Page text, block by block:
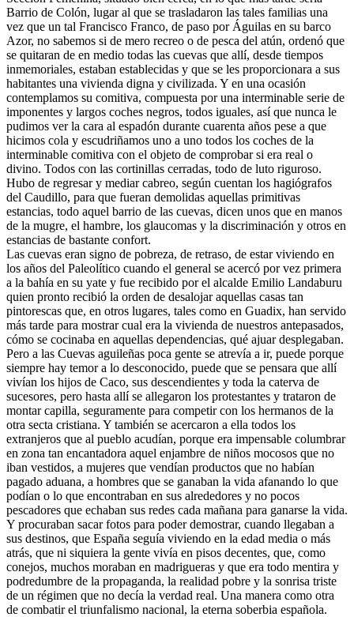
Barrio de Colón, lugar al que se trasladaron las tales familias una
vez que un tal Francisco Franco, de paso por Águilas en su barco
Azor, no sabemos si de mero recreo o de pesca del atún, ordenó que
se quitaran de en medio todas las cuevas que allí, desde tiempos
inmemoriales, estaban establecidas y que se les proporcionara a sus
habitantes una vivienda digna y civilizada. Y en una ocasión
contemplamos su comitiva, compuesta por una interminable serie de
imponentes y largos coches negros, todos iguales, así que nunca le
pudimos ver la cara al espadón durante cuarenta años pese a que
hicimos cola y escudriñamos uno a uno todos los coches de la
interminable comitiva con el objeto de comprobar si era real o
divino. Todos con las cortinillas cerradas, todo de luto riguroso.
Hubo de regresar y mediar cabreo, según cuentan los hagiógrafos
del Caudillo, para que fueran demolidas aquellas primitivas
estancias, todo aquel barrio de las cuevas, dicen unos que en manos
de la mugre, el hambre, los glaucomas y la discriminación y otros en
estancias de bastante confort.
Las cuevas eran signo de pobreza, de retraso, de estar viviendo en
los años del Paleolítico cuando el general se acercó por vez primera
a la bahía en su yate y fue recibido por el alcalde Emilio Landaburu
quien pronto recibió la orden de desalojar aquellas casas tan
pintorescas que, en otros lugares, tales como en Guadix, han servido
más tarde para mostrar cual era la vivienda de nuestros antepasados,
cómo se cocinaba en aquellas dependencias, qué ajuar desplegaban.
Pero a las Cuevas aguileñas poca gente se atrevía a ir, puede porque
siempre hay temor a lo desconocido, puede que se pensara que allí
vivían los hijos de Caco, sus descendientes y toda la caterva de
sucesores, pero hasta allí se allegaron los protestantes y trataron de
montar capilla, seguramente para competir con los hermanos de la
otra secta cristiana. Y también se acercaron a ella todos los
extranjeros que al pueblo acudían, porque era impensable columbrar
en zona tan encantadora aquel enjambre de niños mocosos que no
iban vestidos, a mujeres que vendían productos que no habían
pagado aduana, a hombres que se ganaban la vida afanando lo que
podían o lo que encontraban en sus alrededores y no pocos
pescadores que echaban sus redes cada mañana para ganarse la vida.
Y procuraban sacar fotos para poder demostrar, cuando llegaban a
sus destinos, que España seguía viviendo en la edad media o más
atrás, que ni siquiera la gente vivía en pisos decentes, que, como
conejos, muchos moraban en madrigueras y que era todo mentira y
podredumbre de la propaganda, la realidad pobre y la sonrisa triste
de un régimen que no decía la verdad real. Una manera como otra
de combatir el triunfalismo nacional, la eterna soberbia española.